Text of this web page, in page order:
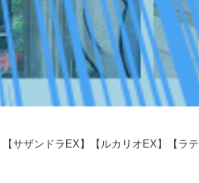
ザンドラEX】【ルカリオEX】【ラテ